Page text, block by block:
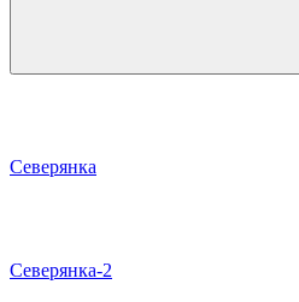
Северянка
Северянка-2